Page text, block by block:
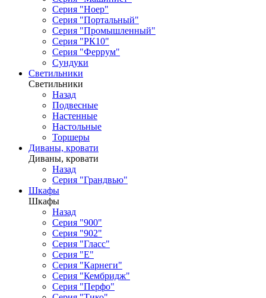
Серия "Ноер"
Серия "Портальный"
Серия "Промышленный"
Серия "РК10"
Серия "Феррум"
Сундуки
Светильники
Светильники
Назад
Подвесные
Настенные
Настольные
Торшеры
Диваны, кровати
Диваны, кровати
Назад
Серия "Грандвью"
Шкафы
Шкафы
Назад
Серия "900"
Серия "902"
Серия "Гласс"
Серия "Е"
Серия "Карнеги"
Серия "Кембридж"
Серия "Перфо"